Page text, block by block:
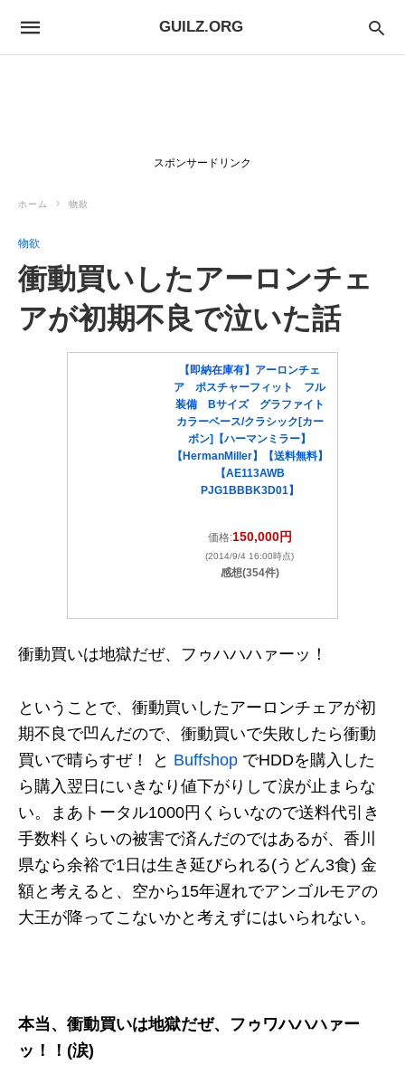
GUILZ.ORG
スポンサードリンク
ホーム 物欲
物欲
衝動買いしたアーロンチェ
アが初期不良で泣いた話
【即納在庫有】アーロンチェ
ア ポスチャーフィット フル
装備 Bサイズ グラファイト
カラーベース/クラシック[カー
ボン]【ハーマンミラー】
【HermanMiller】【送料無料】
【AE113AWB
PJG1BBBK3D01】
価格:150,000円
(2014/9/4 16:00時点)
感想(354件)
衝動買いは地獄だぜ、フゥハハハァーッ！
ということで、衝動買いしたアーロンチェアが初
期不良で凹んだので、衝動買いで失敗したら衝動
買いで晴らすぜ！ と Buffshop でHDDを購入した
ら購入翌日にいきなり値下がりして涙が止まらな
い。まあトータル1000円くらいなので送料代引き
手数料くらいの被害で済んだのではあるが、香川
県なら余裕で1日は生き延びられる(うどん3食) 金
額と考えると、空から15年遅れでアンゴルモアの
大王が降ってこないかと考えずにはいられない。
本当、衝動買いは地獄だぜ、フゥワハハハァー
ッ！！(涙)